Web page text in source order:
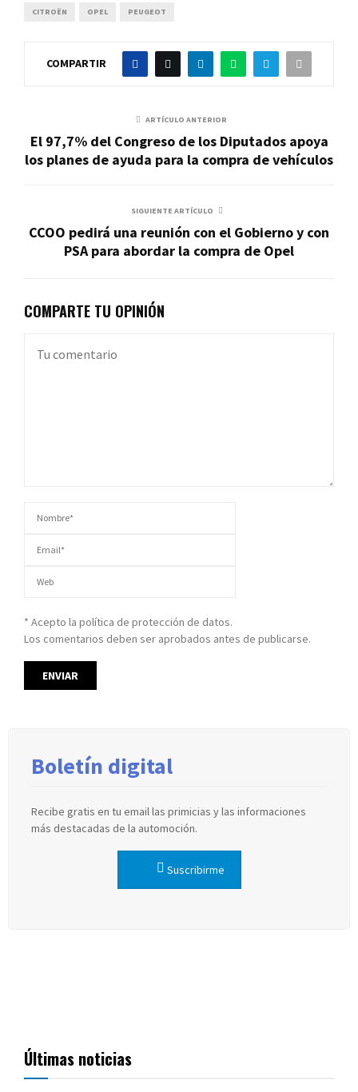
CITROËN OPEL PEUGEOT
COMPARTIR
ARTÍCULO ANTERIOR
El 97,7% del Congreso de los Diputados apoya
los planes de ayuda para la compra de vehículos
SIGUIENTE ARTÍCULO
CCOO pedirá una reunión con el Gobierno y con
PSA para abordar la compra de Opel
COMPARTE TU OPINIÓN
* Acepto la política de protección de datos.
Los comentarios deben ser aprobados antes de publicarse.
Boletín digital
Recibe gratis en tu email las primicias y las informaciones
más destacadas de la automoción.
Suscribirme
Últimas noticias